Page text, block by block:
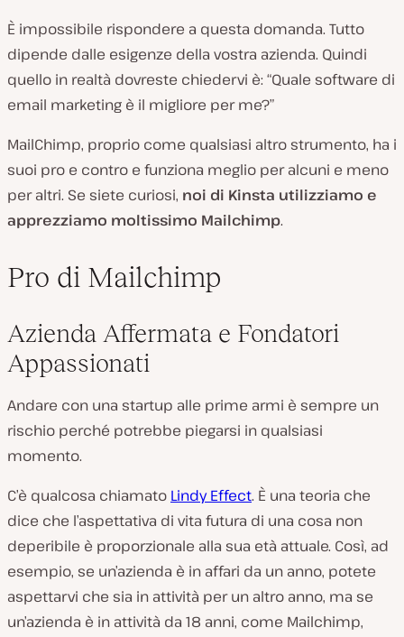
È impossibile rispondere a questa domanda. Tutto
dipende dalle esigenze della vostra azienda. Quindi
quello in realtà dovreste chiedervi è: “Quale software di
email marketing è il migliore per me?”
MailChimp, proprio come qualsiasi altro strumento, ha i
suoi pro e contro e funziona meglio per alcuni e meno
per altri. Se siete curiosi, noi di Kinsta utilizziamo e
apprezziamo moltissimo Mailchimp.
Pro di Mailchimp
Azienda Affermata e Fondatori
Appassionati
Andare con una startup alle prime armi è sempre un
rischio perché potrebbe piegarsi in qualsiasi
momento.
C’è qualcosa chiamato Lindy Effect. È una teoria che
dice che l’aspettativa di vita futura di una cosa non
deperibile è proporzionale alla sua età attuale. Così, ad
esempio, se un’azienda è in affari da un anno, potete
aspettarvi che sia in attività per un altro anno, ma se
un’azienda è in attività da 18 anni, come Mailchimp,